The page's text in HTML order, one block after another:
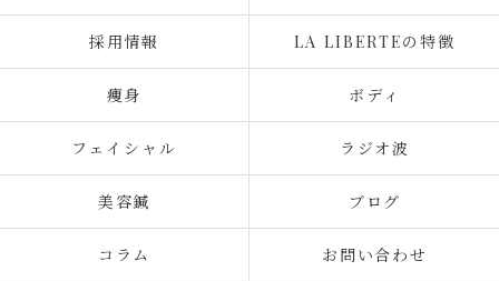
採用情報 LA LIBERTEの特徴
痩身 ボディ
フェイシャル ラジオ波
美容鍼 ブログ
コラム お問い合わせ